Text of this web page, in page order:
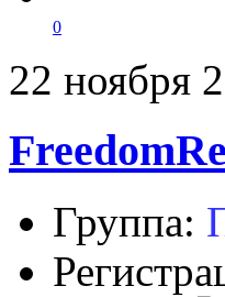
0
22 ноября
Группа: